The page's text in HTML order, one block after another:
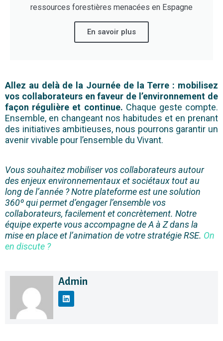
ressources forestières menacées en Espagne
En savoir plus
Allez au delà de la Journée de la Terre : mobilisez
vos collaborateurs en faveur de l’environnement de
façon régulière et continue. Chaque geste compte.
Ensemble, en changeant nos habitudes et en prenant
des initiatives ambitieuses, nous pourrons garantir un
avenir vivable pour l’ensemble du Vivant.
Vous souhaitez mobiliser vos collaborateurs autour
des enjeux environnementaux et sociétaux tout au
long de l’année ? Notre plateforme est une solution
360º qui permet d’engager l’ensemble vos
collaborateurs, facilement et concrètement. Notre
équipe experte vous accompagne de A à Z dans la
mise en place et l’animation de votre stratégie RSE. On
en discute ?
Admin